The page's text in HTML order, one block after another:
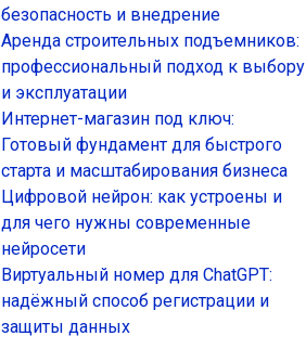
безопасность и внедрение
Аренда строительных подъемников:
профессиональный подход к выбору
и эксплуатации
Интернет-магазин под ключ:
Готовый фундамент для быстрого
старта и масштабирования бизнеса
Цифровой нейрон: как устроены и
для чего нужны современные
нейросети
Виртуальный номер для ChatGPT:
надёжный способ регистрации и
защиты данных